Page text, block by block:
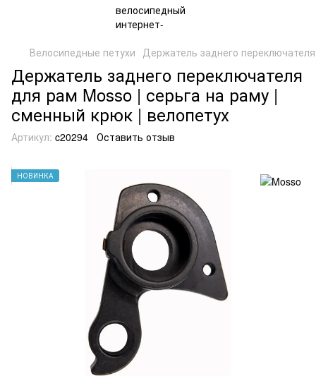
Велосипедные петухи Держатель заднего
Держатель заднего переключателя
для рам Mosso | серьга на раму |
сменный крюк | велопетух
Артикул: c20294 Оставить отзыв
НОВИНКА